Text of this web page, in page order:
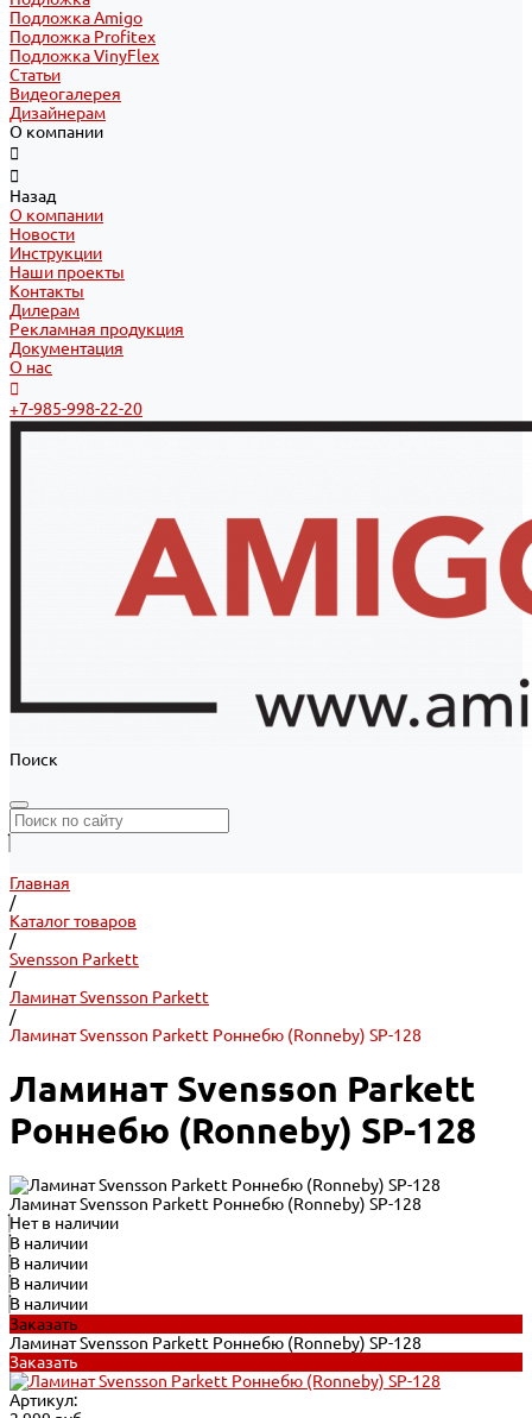
Подложка Amigo
Подложка Profitex
Подложка VinyFlex
Статьи
Видеогалерея
Дизайнерам
О компании
Назад
О компании
Новости
Инструкции
Наши проекты
Контакты
Дилерам
Рекламная продукция
Документация
О нас
+7-985-998-22-20
Поиск
Главная
/
Каталог товаров
/
Svensson Parkett
/
Ламинат Svensson Parkett
/
Ламинат Svensson Parkett Роннебю (Ronneby) SP-128
Ламинат Svensson Parkett
Роннебю (Ronneby) SP-128
Ламинат Svensson Parkett Роннебю (Ronneby) SP-128
Нет в наличии
В наличии
В наличии
В наличии
В наличии
Заказать
Ламинат Svensson Parkett Роннебю (Ronneby) SP-128
Заказать
Артикул: